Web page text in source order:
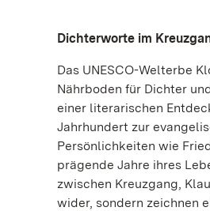
Dichterworte im
Das UNESCO-Welterbe
Nährboden für Dichter
einer literarischen
Jahrhundert zur
Persönlichkeiten wie
prägende Jahre ihres
zwischen Kreuzgang,
wider, sondern zeichnen